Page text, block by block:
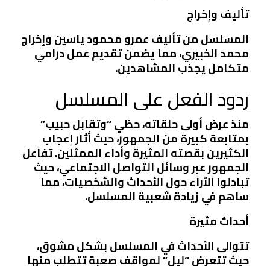
تأليف وإخراج
المسلسل من تأليف عمرو محمود ياسين وإخراج
محمد الخبيري، مما يضمن تقديم عمل درامي
متكامل يجذب المشاهدين.
ردود الفعل على المسلسل
منذ عرض أولى حلقاته، حظي “وتقابل حبيب”
بمتابعة كبيرة من الجمهور، حيث أثار إعجاب
الكثيرين بقصته المثيرة وأداء الممثلين. تفاعل
الجمهور عبر وسائل التواصل الاجتماعي، حيث
تبادلوا الآراء حول الأحداث والشخصيات، مما
ساهم في زيادة شعبية المسلسل.
أحداث مثيرة
تتوالى الأحداث في المسلسل بشكل مشوق،
حيث تتعرض “ليل” لمواقف صعبة تتطلب منها